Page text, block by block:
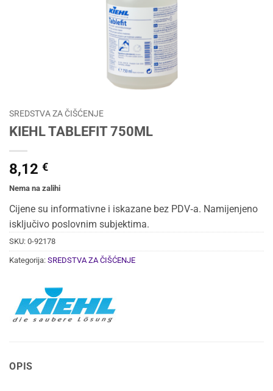
SREDSTVA ZA ČIŠĆENJE
KIEHL TABLEFIT 750ML
8,12 €
Nema na zalihi
Cijene su informativne i iskazane bez PDV‑a. Namijenjeno
isključivo poslovnim subjektima.
SKU: 0-92178
Kategorija: SREDSTVA ZA ČIŠĆENJE
OPIS